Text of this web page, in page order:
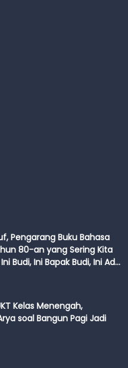
Pengarang Buku Bahasa
80-an yang Sering Kita
Budi, Ini Bapak Budi, Ini Adik
Kelas Menengah,
soal Bangun Pagi Jadi